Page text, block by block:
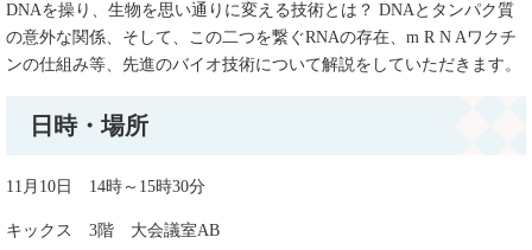
DNAを操り、生物を思い通りに変える技術とは？ DNAとタンパク質
の意外な関係、そして、この二つを繋ぐRNAの存在、m R N Aワクチ
ンの仕組み等、先進のバイオ技術について解説をしていただきます。
日時・場所
11月10日 14時～15時30分
キックス 3階 大会議室AB